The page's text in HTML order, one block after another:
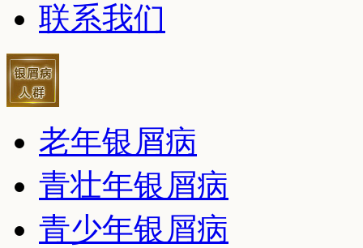
联系我们
老年银屑病
青壮年银屑病
青少年银屑病